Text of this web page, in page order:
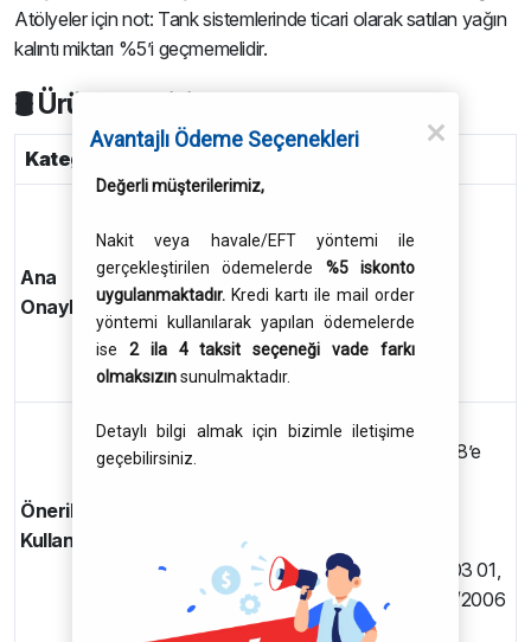
Atölyeler için not: Tank sistemlerinde ticari olarak satılan yağın
kalıntı miktarı %5’i geçmemelidir.
🛢 Ürün Spesifikasyonları & Onaylar
Kategori Onaylar / Uygulama
Ana
Onaylar
ACEA C3
API SP
BMW Longlife-04
MB-Approval 229.31 / 229.51 / 229.52
Opel OV 040 1547 – G30 / D30
Porsche C30
VW 504 00 / 507 00
Önerilen
Kullanım
ACEA C2
BMW Longlife-01 / Longlife-01 FE (2018’e
GWM / HAVAL / Wuling
VW 500 00, 501 01, 502 00, 503 00, 503 01,
505 00, 505 01, 506 00, 506 01
(06/2006
öncesi R5 ve V10 TDI hariç)
Avantajlı Ödeme Seçenekleri
Değerli müşterilerimiz,
Nakit veya havale/EFT yöntemi ile
gerçekleştirilen ödemelerde %5 iskonto
uygulanmaktadır. Kredi kartı ile mail order
yöntemi kullanılarak yapılan ödemelerde
ise 2 ila 4 taksit seçeneği vade farkı
olmaksızınsunulmaktadır.
Detaylı bilgi almak için bizimle iletişime
geçebilirsiniz.